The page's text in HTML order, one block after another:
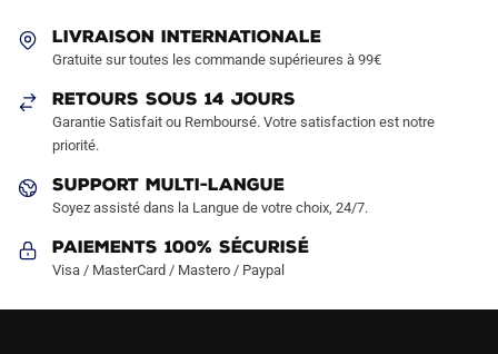
choisies
la
page
produit
page
LIVRAISON INTERNATIONALE
Gratuite sur toutes les commande supérieures à 99€
RETOURS SOUS 14 JOURS
Garantie Satisfait ou Remboursé. Votre satisfaction est notre
priorité.
SUPPORT MULTI-LANGUE
Soyez assisté dans la Langue de votre choix, 24/7.
Paiements 100% Sécurisé
Visa / MasterCard / Mastero / Paypal